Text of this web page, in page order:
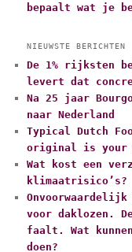
bepaalt wat je
NIEUWSTE BERICHTEN
De 1% rijksten
levert dat
Na 25 jaar
naar Nederland
Typical Dutch
original is your
Wat kost een
klimaatrisico’s?
Onvoorwaardelijk
voor daklozen.
faalt. Wat
doen?